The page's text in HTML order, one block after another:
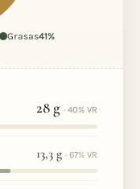
Grasas41%
28 g · 40% VR
13,3 g · 67% VR